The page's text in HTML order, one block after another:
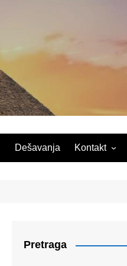
Dešavanja Kontakt
Pretraga